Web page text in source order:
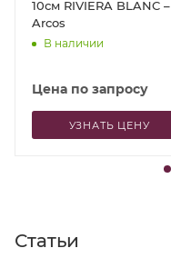
10см RIVIERA BLANC –
Arcos
В наличии
Цена по запросу
УЗНАТЬ ЦЕНУ
Статьи